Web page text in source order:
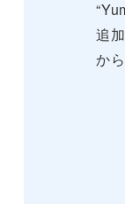
追
か